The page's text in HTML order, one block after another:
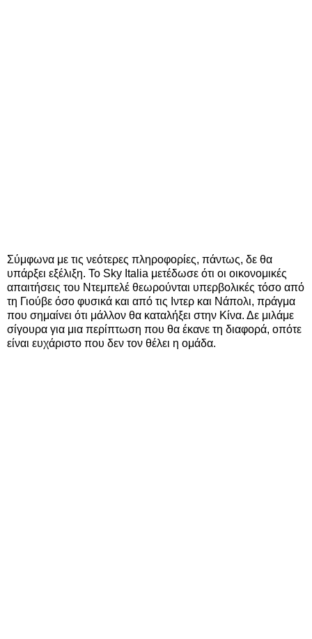
Σύμφωνα με τις νεότερες πληροφορίες, πάντως, δε θα
υπάρξει εξέλιξη. Το Sky Italia μετέδωσε ότι οι οικονομικές
απαιτήσεις του Ντεμπελέ θεωρούνται υπερβολικές τόσο από
τη Γιούβε όσο φυσικά και από τις Ιντερ και Νάπολι, πράγμα
που σημαίνει ότι μάλλον θα καταλήξει στην Κίνα. Δε μιλάμε
σίγουρα για μια περίπτωση που θα έκανε τη διαφορά, οπότε
είναι ευχάριστο που δεν τον θέλει η ομάδα.